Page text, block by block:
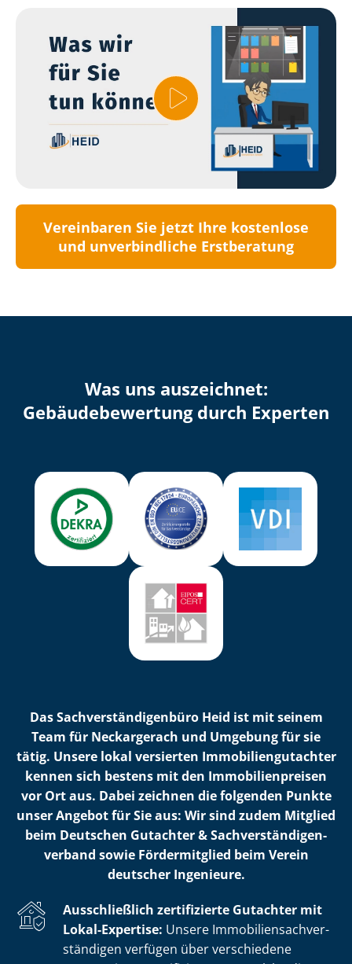
Vereinbaren Sie jetzt Ihre kostenlose
und unverbindliche Erstberatung
Was uns auszeichnet:
Ge­bäu­de­be­wer­tung durch Experten
Das Sach­ver­stän­di­gen­bü­ro Heid ist mit seinem
Team für Neckargerach und Umgebung für sie
tätig. Unsere lokal versierten Im­mo­bi­li­en­gut­ach­ter
kennen sich bestens mit den Im­mo­bi­li­en­prei­sen
vor Ort aus. Dabei zeichnen die folgenden Punkte
unser Angebot für Sie aus: Wir sind zudem Mitglied
beim Deutschen Gutachter & Sach­ver­stän­di­gen­
ver­band sowie Fördermitglied beim Verein
deutscher Ingenieure.
Ausschließlich zertifizierte Gutachter mit
Lokal-Expertise: Unsere Im­mo­bi­li­en­sach­ver­
stän­di­gen verfügen über verschiedene